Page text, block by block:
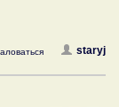
staryj